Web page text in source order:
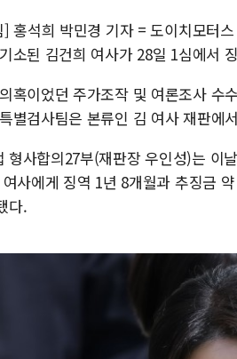
홍석희 박민경 기자 = 도이치모터
소된 김건희 여사가 28일 1심에서
혹이었던 주가조작 및 여론조사 수
별검사팀은 본류인 김 여사 재판에
형사합의27부(재판장 우인성)는 이
사에게 징역 1년 8개월과 추징금
다.